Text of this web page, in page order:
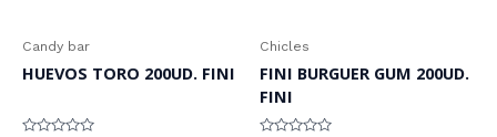
Candy bar
HUEVOS TORO 200UD. FINI
Chicles
FINI BURGUER GUM 200UD.
FINI